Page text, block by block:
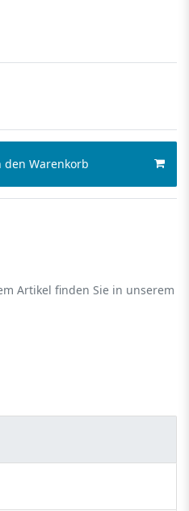
den Warenkorb
Artikel finden Sie in unserem